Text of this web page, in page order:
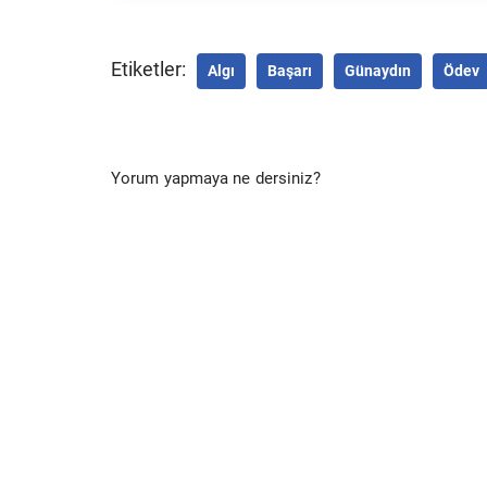
Etiketler: Algı Başarı Günaydın Ödev
Yorum yapmaya ne dersiniz?